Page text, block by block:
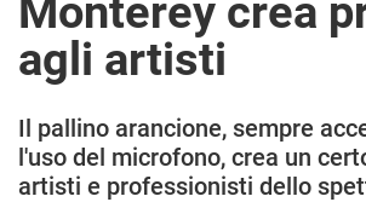
Monterey crea
agli artisti
Il pallino arancione, sempre
l'uso del microfono, crea un
artisti e professionisti dello